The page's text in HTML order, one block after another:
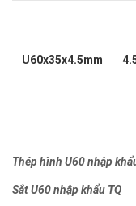
U60x35x4.5mm
Thép hình U60 nhập
Sắt U60 nhập khẩu TQ